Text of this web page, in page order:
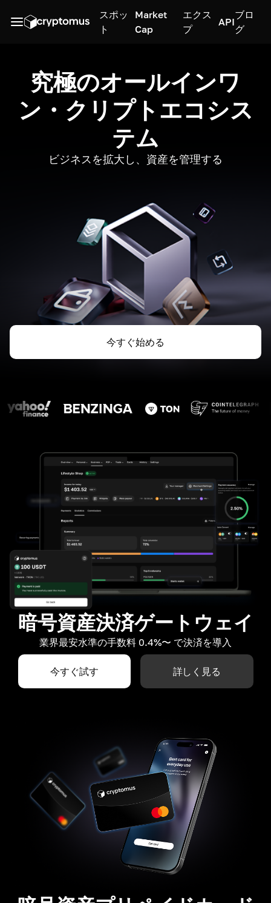
スポッ
ト
Market
Cap
エクス
プ
API
ブロ
グ
究極のオールインワ
ン・クリプトエコシス
テム
ビジネスを拡大し、資産を管理する
今すぐ始める
暗号資産決済ゲートウェイ
業界最安水準の手数料 0.4%〜 で決済を導入
今すぐ試す 詳しく見る